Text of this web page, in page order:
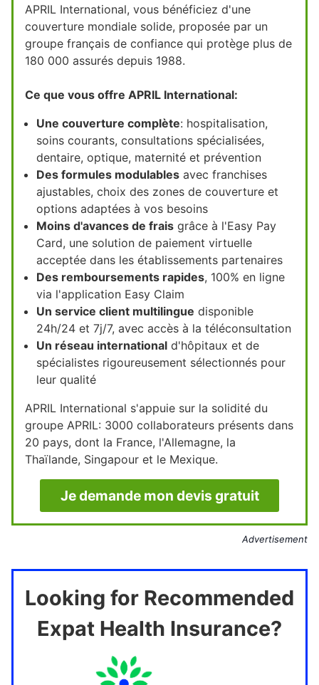
APRIL International, vous bénéficiez d'une
couverture mondiale solide, proposée par un
groupe français de confiance qui protège plus de
180 000 assurés depuis 1988.
Ce que vous offre APRIL International:
Une couverture complète: hospitalisation,
soins courants, consultations spécialisées,
dentaire, optique, maternité et prévention
Des formules modulables avec franchises
ajustables, choix des zones de couverture et
options adaptées à vos besoins
Moins d'avances de frais grâce à l'Easy Pay
Card, une solution de paiement virtuelle
acceptée dans les établissements partenaires
Des remboursements rapides, 100% en ligne
via l'application Easy Claim
Un service client multilingue disponible
24h/24 et 7j/7, avec accès à la téléconsultation
Un réseau international d'hôpitaux et de
spécialistes rigoureusement sélectionnés pour
leur qualité
APRIL International s'appuie sur la solidité du
groupe APRIL: 3000 collaborateurs présents dans
20 pays, dont la France, l'Allemagne, la
Thaïlande, Singapour et le Mexique.
Je demande mon devis gratuit
Advertisement
Looking for Recommended
Expat Health Insurance?